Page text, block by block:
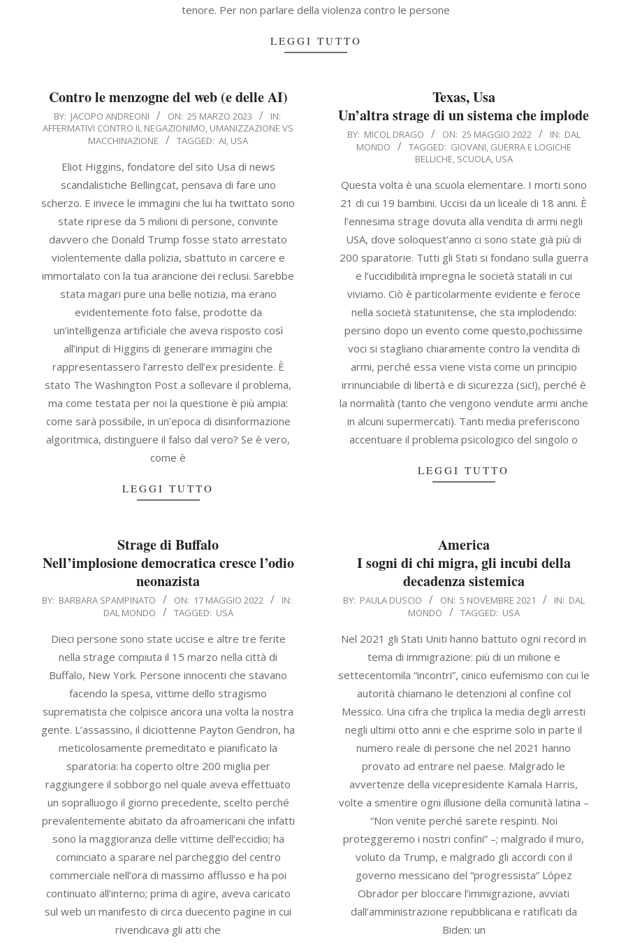
tenore. Per non parlare della violenza contro le persone
LEGGI TUTTO
Contro le menzogne del web (e delle AI)
2023-
03-
BY: JACOPO ANDREONI ON: 25 MARZO 2023
IN:
AFFERMATIVI CONTRO IL NEGAZIONIMO, UMANIZZAZIONE VS
MACCHINAZIONE
TAGGED: AI, USA
Eliot Higgins, fondatore del sito Usa di news
scandalistiche Bellingcat, pensava di fare uno
scherzo. E invece le immagini che lui ha twittato sono
state riprese da 5 milioni di persone, convinte
davvero che Donald Trump fosse stato arrestato
violentemente dalla polizia, sbattuto in carcere e
immortalato con la tua arancione dei reclusi. Sarebbe
stata magari pure una belle notizia, ma erano
evidentemente foto false, prodotte da
un’intelligenza artificiale che aveva risposto così
all’input di Higgins di generare immagini che
rappresentassero l’arresto dell’ex presidente. È
stato The Washington Post a sollevare il problema,
ma come testata per noi la questione è più ampia:
come sarà possibile, in un’epoca di disinformazione
algoritmica, distinguere il falso dal vero? Se è vero,
come è
LEGGI TUTTO
Texas, Usa
Un’altra strage di un sistema che implode
2022-
BY: MICOL DRAGO ON: 25 MAGGIO 2022 IN: DAL
MONDO
TAGGED: GIOVANI, GUERRA E LOGICHE
BELLICHE, SCUOLA, USA
Questa volta è una scuola elementare. I morti sono
21 di cui 19 bambini. Uccisi da un liceale di 18 anni. È
l’ennesima strage dovuta alla vendita di armi negli
USA, dove soloquest’anno ci sono state già più di
200 sparatorie. Tutti gli Stati si fondano sulla guerra
e l’uccidibilità impregna le società statali in cui
viviamo. Ciò è particolarmente evidente e feroce
nella società statunitense, che sta implodendo:
persino dopo un evento come questo,pochissime
voci si stagliano chiaramente contro la vendita di
armi, perché essa viene vista come un principio
irrinunciabile di libertà e di sicurezza (sic!), perché è
la normalità (tanto che vengono vendute armi anche
in alcuni supermercati). Tanti media preferiscono
accentuare il problema psicologico del singolo o
LEGGI TUTTO
Strage di Buffalo
Nell’implosione democratica cresce l’odio
neonazista
2022-
17
BY: BARBARA SPAMPINATO ON: 17 MAGGIO 2022
IN:
DAL MONDO
TAGGED: USA
Dieci persone sono state uccise e altre tre ferite
nella strage compiuta il 15 marzo nella città di
Buffalo, New York. Persone innocenti che stavano
facendo la spesa, vittime dello stragismo
suprematista che colpisce ancora una volta la nostra
gente. L’assassino, il diciottenne Payton Gendron, ha
meticolosamente premeditato e pianificato la
sparatoria: ha coperto oltre 200 miglia per
raggiungere il sobborgo nel quale aveva effettuato
un sopralluogo il giorno precedente, scelto perché
prevalentemente abitato da afroamericani che infatti
sono la maggioranza delle vittime dell’eccidio; ha
cominciato a sparare nel parcheggio del centro
commerciale nell’ora di massimo afflusso e ha poi
continuato all’interno; prima di agire, aveva caricato
sul web un manifesto di circa duecento pagine in cui
rivendicava gli atti che
America
I sogni di chi migra, gli incubi della
decadenza sistemica
2021-
05
BY: PAULA DUSCIO ON: 5 NOVEMBRE 2021 IN: DAL
MONDO
TAGGED: USA
Nel 2021 gli Stati Uniti hanno battuto ogni record in
tema di immigrazione: più di un milione e
settecentomila “incontri”, cinico eufemismo con cui le
autorità chiamano le detenzioni al confine col
Messico. Una cifra che triplica la media degli arresti
negli ultimi otto anni e che esprime solo in parte il
numero reale di persone che nel 2021 hanno
provato ad entrare nel paese. Malgrado le
avvertenze della vicepresidente Kamala Harris,
volte a smentire ogni illusione della comunità latina –
“Non venite perché sarete respinti. Noi
proteggeremo i nostri confini” –; malgrado il muro,
voluto da Trump, e malgrado gli accordi con il
governo messicano del “progressista” López
Obrador per bloccare l’immigrazione, avviati
dall’amministrazione repubblicana e ratificati da
Biden: un